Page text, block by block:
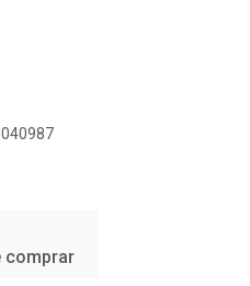
comprar